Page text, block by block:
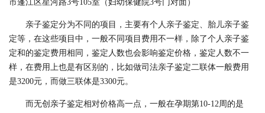
市蓬江区星河路3号105室（妇幼保健院3号门对面）
亲子鉴定分为不同的项目，主要有个人亲子鉴定、胎儿亲子鉴
定等，在这些项目中，一般不同项目费用不一样，除了个人亲子鉴
定和的鉴定费用相同，鉴定人数也会影响鉴定价格，鉴定人数不一
样，在费用上也是有区别的，比如做司法亲子鉴定二联体一般费用
是3200元，而做三联体是3300元。
而无创亲子鉴定相对价格高一点，一般在孕期第10-12周的是